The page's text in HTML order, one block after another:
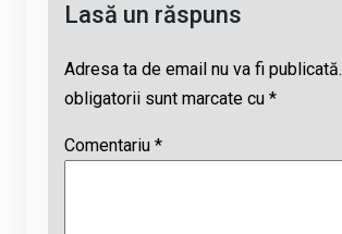
Lasă un răspuns
Adresa ta de email nu va fi publicată.
obligatorii sunt marcate cu *
Comentariu *